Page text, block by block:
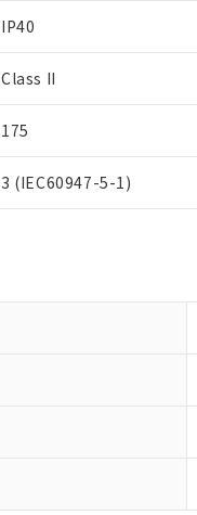
IP40
Class II
175
3 (IEC60947-5-1)